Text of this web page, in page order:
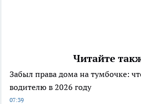
Читайте
Забыл права дома на тумбочке:
водителю в 2026 году
07:39